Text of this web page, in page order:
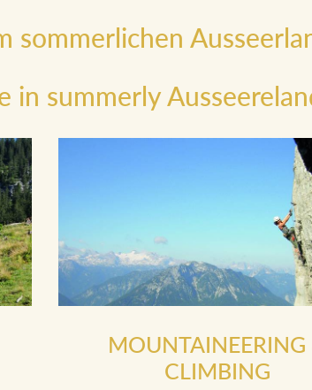
sommerlichen
in summerly
MOUNTAINEERING
CLIMBING